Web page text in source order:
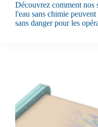
Découvrez comment nos
l'eau sans chimie
sans danger pour les